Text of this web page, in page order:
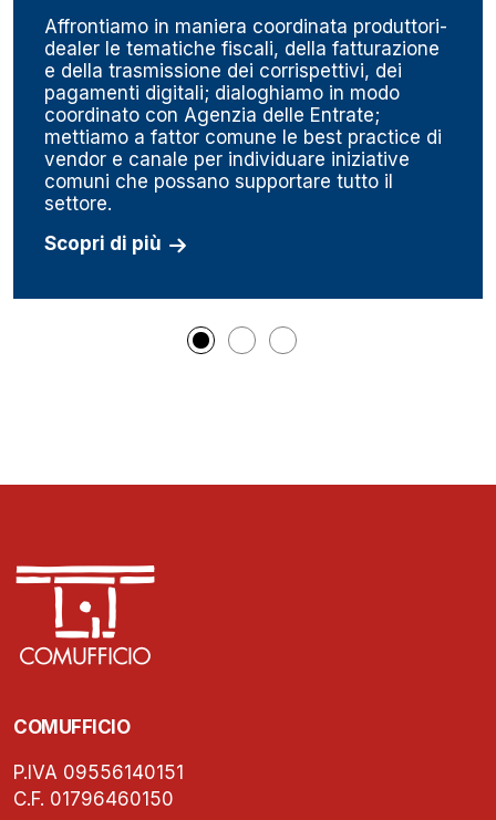
Affrontiamo in maniera coordinata produttori-
dealer le tematiche fiscali, della fatturazione
e della trasmissione dei corrispettivi, dei
pagamenti digitali; dialoghiamo in modo
coordinato con Agenzia delle Entrate;
mettiamo a fattor comune le best practice di
vendor e canale per individuare iniziative
comuni che possano supportare tutto il
settore.
Scopri di più
COMUFFICIO
P.IVA 09556140151
C.F. 01796460150